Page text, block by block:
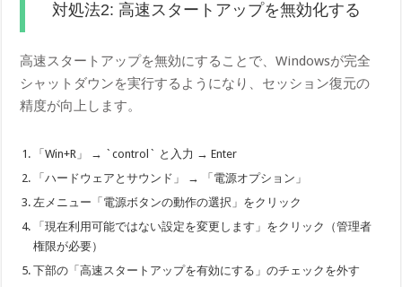
対処法2: 高速スタートアップを無効化する
高速スタートアップを無効にすることで、Windowsが完全
シャットダウンを実行するようになり、セッション復元の
精度が向上します。
「Win+R」 → `control` と入力 → Enter
「ハードウェアとサウンド」 → 「電源オプション」
左メニュー「電源ボタンの動作の選択」をクリック
「現在利用可能ではない設定を変更します」をクリック（管理者
権限が必要）
下部の「高速スタートアップを有効にする」のチェックを外す